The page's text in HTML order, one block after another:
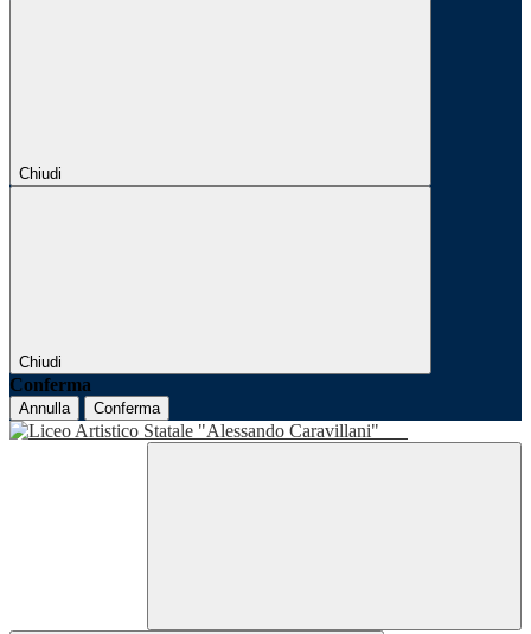
Chiudi
Chiudi
Conferma
Annulla Conferma